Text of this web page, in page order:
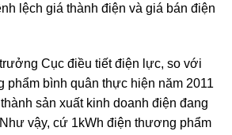
lệch giá thành điện và giá bán điện
Cục điều tiết điện lực, so với
phẩm bình quân thực hiện năm 2011
sản xuất kinh doanh điện đang
vậy, cứ 1kWh điện thương phẩm